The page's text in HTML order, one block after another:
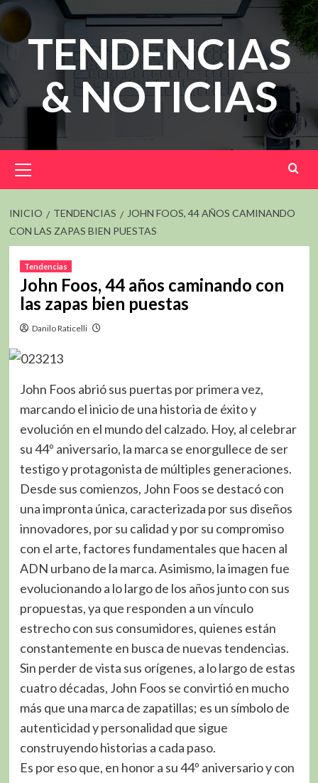
Saltar
contenidoTENDENCIAS
& NOTICIAS
principal
INICIO TENDENCIAS
JOHN FOOS, 44 AÑOS CAMINANDO
CON LAS ZAPAS BIEN PUESTAS
Tendencias
John Foos, 44 años caminando con
las zapas bien puestas
Danilo Raticelli
John Foos abrió sus puertas por primera vez,
marcando el inicio de una historia de éxito y
evolución en el mundo del calzado. Hoy, al celebrar
su 44º aniversario, la marca se enorgullece de ser
testigo y protagonista de múltiples generaciones.
Desde sus comienzos, John Foos se destacó con
una impronta única, caracterizada por sus diseños
innovadores, por su calidad y por su compromiso
con el arte, factores fundamentales que hacen al
ADN urbano de la marca. Asimismo, la imagen fue
evolucionando a lo largo de los años junto con sus
propuestas, ya que responden a un vínculo
estrecho con sus consumidores, quienes están
constantemente en busca de nuevas tendencias.
Sin perder de vista sus orígenes, a lo largo de estas
cuatro décadas, John Foos se convirtió en mucho
más que una marca de zapatillas; es un símbolo de
autenticidad y personalidad que sigue
construyendo historias a cada paso.
Es por eso que, en honor a su 44º aniversario y con